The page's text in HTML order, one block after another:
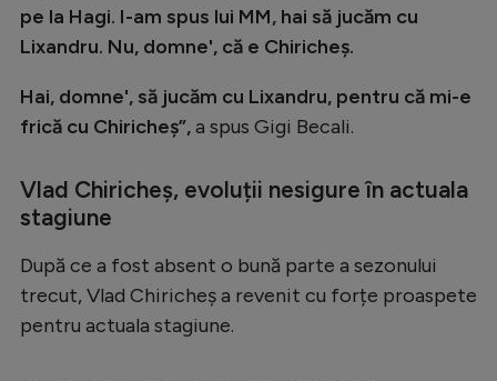
Ciclism
Alte sporturi
JO 2024
Intră în cont
pe la Hagi. I-am spus lui MM, hai să jucăm cu
Lixandru. Nu, domne', că e Chiricheș.
Hai, domne', să jucăm cu Lixandru, pentru că mi-e
frică cu Chiricheș”,a spus Gigi Becali.
Vlad Chiricheș, evoluții nesigure în actuala
stagiune
După ce a fost absent o bună parte a sezonului
trecut, Vlad Chiricheș a revenit cu forțe proaspete
pentru actuala stagiune.